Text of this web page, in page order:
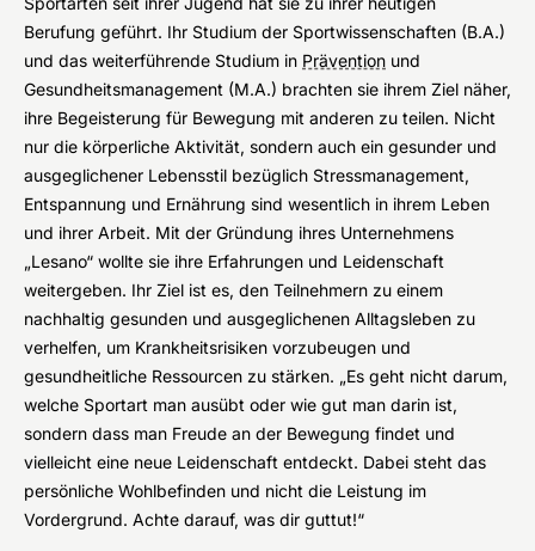
Berufung geführt. Ihr Studium der Sportwissenschaften (B.A.)
und das weiterführende Studium in Prävention und
Gesundheitsmanagement (M.A.) brachten sie ihrem Ziel näher,
ihre Begeisterung für Bewegung mit anderen zu teilen. Nicht
nur die körperliche Aktivität, sondern auch ein gesunder und
ausgeglichener Lebensstil bezüglich Stressmanagement,
Entspannung und Ernährung sind wesentlich in ihrem Leben
und ihrer Arbeit. Mit der Gründung ihres Unternehmens
„Lesano“ wollte sie ihre Erfahrungen und Leidenschaft
weitergeben. Ihr Ziel ist es, den Teilnehmern zu einem
nachhaltig gesunden und ausgeglichenen Alltagsleben zu
verhelfen, um Krankheitsrisiken vorzubeugen und
gesundheitliche Ressourcen zu stärken. „Es geht nicht darum,
welche Sportart man ausübt oder wie gut man darin ist,
sondern dass man Freude an der Bewegung findet und
vielleicht eine neue Leidenschaft entdeckt. Dabei steht das
persönliche Wohlbefinden und nicht die Leistung im
Vordergrund. Achte darauf, was dir guttut!“